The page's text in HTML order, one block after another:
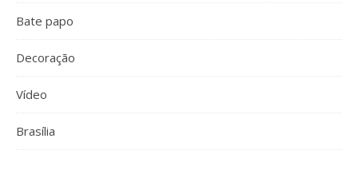
Bate papo
Decoração
Vídeo
Brasília